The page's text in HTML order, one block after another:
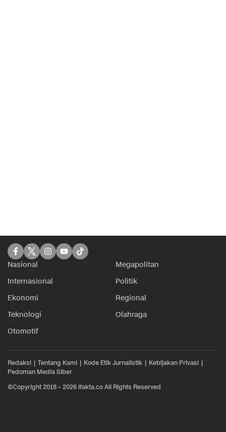
Nasional
Megapolitan
Internasional
Politik
Ekonomi
Regional
Teknologi
Olahraga
Otomotif
Redaksi Tentang Kami Kode Etik Jurnalistik
Kebijakan Privasi
Pedoman Media Siber
©Copyright 2018 – 2026 ifakta.co All Rights Reserved